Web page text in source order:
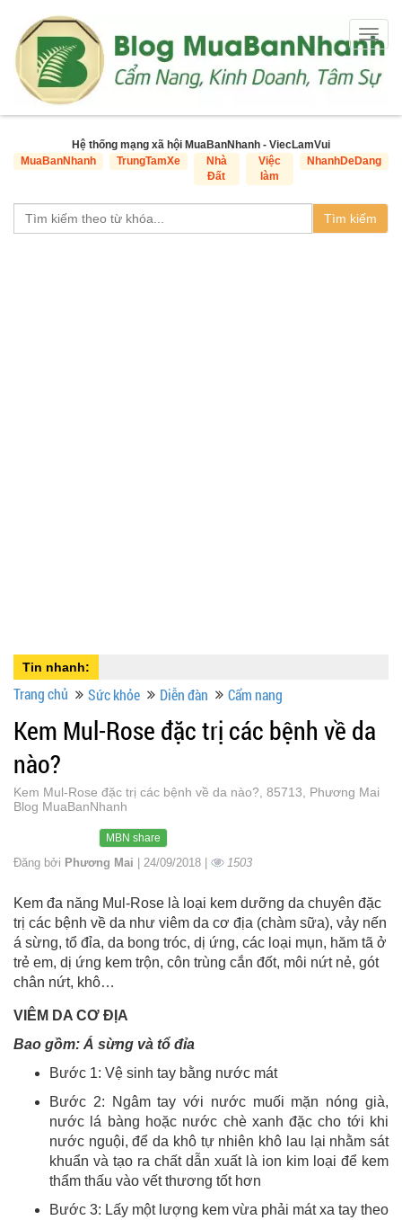
Hệ thống mạng xã hội MuaBanNhanh - ViecLamVui
MuaBanNhanh
TrungTamXe
Nhà
Đất
Việc
làm
NhanhDeDang
Tìm kiếm
Tin nhanh:
Trang chủ Sức khỏe Diễn đàn Cẩm nang
Kem Mul-Rose đặc trị các bệnh về da
nào?
Kem Mul-Rose đặc trị các bệnh về da nào?, 85713, Phương Mai
Blog MuaBanNhanh
MBN share
Đăng bởi Phương Mai | 24/09/2018 | 1503
Kem đa năng Mul-Rose là loại kem dưỡng da chuyên đặc
trị các bệnh về da như viêm da cơ địa (chàm sữa), vảy nến
á sừng, tổ đỉa, da bong tróc, dị ứng, các loại mụn, hăm tã ở
trẻ em, dị ứng kem trộn, côn trùng cắn đốt, môi nứt nẻ, gót
chân nứt, khô…
VIÊM DA CƠ ĐỊA
Bao gồm: Á sừng và tổ đỉa
Bước 1: Vệ sinh tay bằng nước mát
Bước 2: Ngâm tay với nước muối mặn nóng già,
nước lá bàng hoặc nước chè xanh đặc cho tới khi
nước nguội, để da khô tự nhiên khô lau lại nhằm sát
khuẩn và tạo ra chất dẫn xuất là ion kim loại để kem
thẩm thấu vào vết thương tốt hơn
Bước 3: Lấy một lượng kem vừa phải mát xa tay theo